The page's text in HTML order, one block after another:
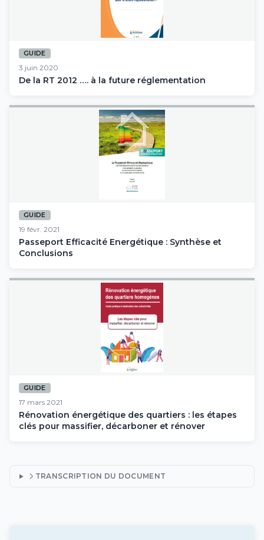
GUIDE
3 juin 2020
De la RT 2012 …. à la future réglementation
GUIDE
19 févr. 2021
Passeport Efficacité Energétique : Synthèse et
Conclusions
GUIDE
17 mars 2021
Rénovation énergétique des quartiers : les étapes
clés pour massifier, décarboner et rénover
TRANSCRIPTION DU DOCUMENT